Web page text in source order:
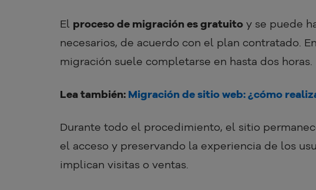
El proceso de migración es gratuito y se puede
necesarios, de acuerdo con el plan contratado.
migración suele completarse en hasta dos horas.
Lea también: Migración de sitio web: ¿cómo
Durante todo el procedimiento, el sitio
el acceso y preservando la experiencia de los
implican visitas o ventas.